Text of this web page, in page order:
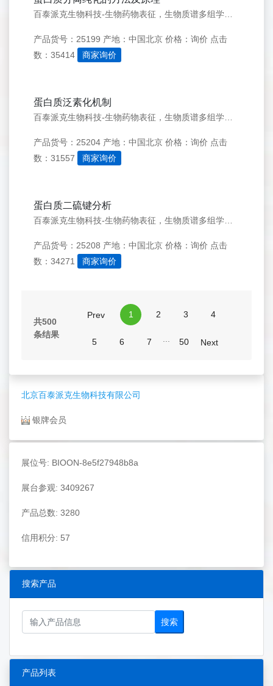
北京百泰派克生物科技有限公司
银牌会员
展位号: BIOON-8e5f27948b8a
展台参观: 3409267
产品总数: 3280
信用积分: 57
搜索产品
搜索
产品列表
产品货号：25199 产地：中国北京 价格：询价 点击
数：35414
商家询价
蛋白质泛素化机制
产品货号：25204 产地：中国北京 价格：询价 点击
数：31557
商家询价
蛋白质二硫键分析
产品货号：25208 产地：中国北京 价格：询价 点击
数：34271
商家询价
共500
条结果
Prev 1 2 3 4
5 6 7 50 Next